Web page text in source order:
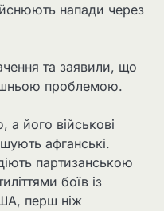
напади через
та заявили, що
проблемою.
його військові
афганські.
партизанською
боїв із
перш ніж